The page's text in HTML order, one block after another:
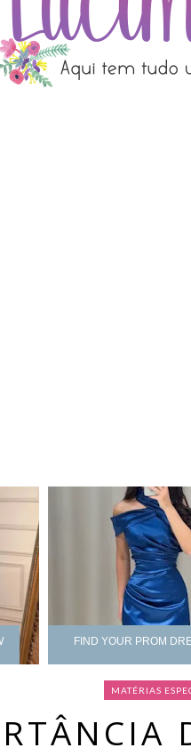
FIND YOUR PROM
MATÉRIAS